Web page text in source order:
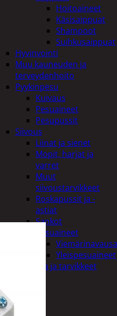
Hoitoaineet
Käsisaippuat
Shampoot
Suihkusaippuat
Hyvinvointi
Muu kauneuden ja
terveydenhoito
Pyykinpesu
Kuivaus
Pesuaineet
Pesupussit
Siivous
Liinat ja sienet
Mopit, harjat ja
varret
Muut
siivoustarvikkeet
Roskapussit ja -
astiat
Sankot
Pesuaineet
Yleispesuaineet
Eläintenruoka ja tarvikkeet